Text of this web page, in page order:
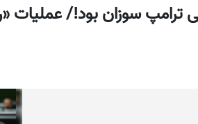
ترامپ سوزان بود!/ عملیات